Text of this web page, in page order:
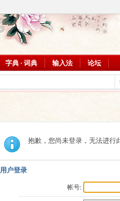
字典 · 词典 输入法 论坛
抱歉，您尚未登录，无法进行
用户登录
帐号: